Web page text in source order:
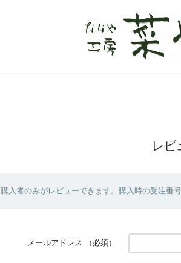
レビ
購入者のみがレビューできます。購入時の受注番
メールアドレス （必須）